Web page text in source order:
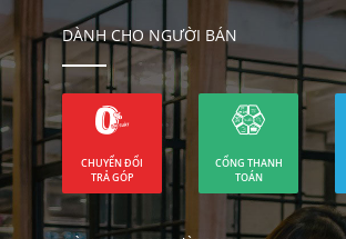
DÀNH CHO NGƯỜI BÁN
CHUYỂN ĐỔI
TRẢ GÓP
CỔNG THANH
TOÁN